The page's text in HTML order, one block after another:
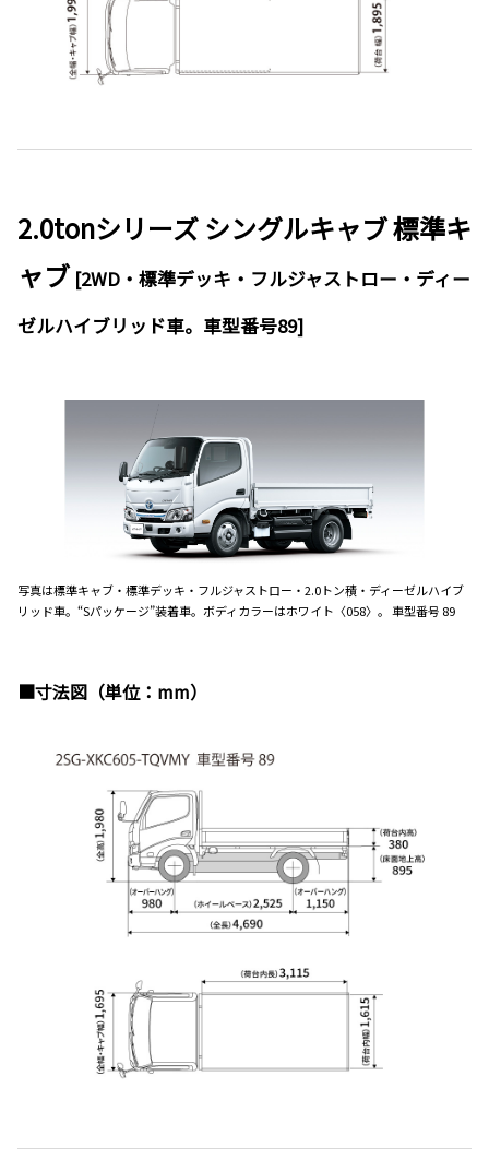
2.0tonシリーズ シングルキャブ 標準キ
ャブ [2WD・標準デッキ・フルジャストロー・ディー
ゼルハイブリッド車。車型番号89]
写真は標準キャブ・標準デッキ・フルジャストロー・2.0トン積・ディーゼルハイブ
リッド車。“Sパッケージ”装着車。ボディカラーはホワイト〈058〉。 車型番号 89
■寸法図（単位：mm）